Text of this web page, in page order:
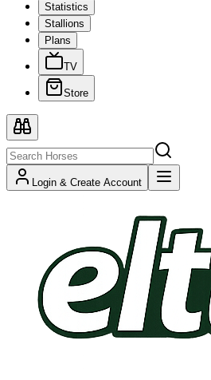
Statistics
Stallions
Plans
TV
Store
Login & Create Account